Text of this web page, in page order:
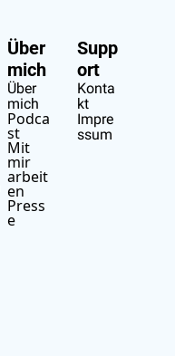
Über
mich
Über
mich
Podca
st
Mit
mir
arbeit
en
Press
e
Supp
ort
Konta
kt
Impre
ssum